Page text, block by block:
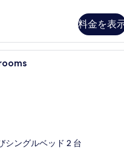
料金を表
デスク、ノートパソコン用作業
Mint Grand Villa 3 Bedrooms
シングルベッド 2 台